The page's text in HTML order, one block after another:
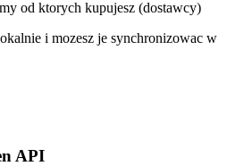
od ktorych kupujesz (dostawcy)
i mozesz je synchronizowac w
API